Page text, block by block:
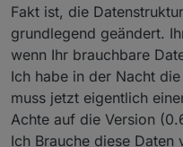
Der Wert
in der App als
Also das was in der
"rausgeht" bzw.
rein.
Problem: viele Werte
zeitweise gar nicht
Betroffen sind z.B.
Nachtrag: für
den Wert SOC der
Fakt ist, die
grundlegend geändert.
wenn Ihr brauchbare
Ich habe in der Nacht
muss jetzt eigentlich
Achte auf die Version
Ich Brauche diese Daten